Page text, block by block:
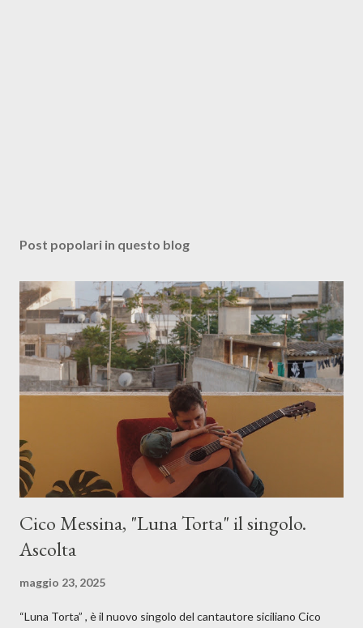
Post popolari in questo blog
Cico Messina, "Luna Torta" il singolo.
Ascolta
maggio 23, 2025
“Luna Torta” , è il nuovo singolo del cantautore siciliano Cico